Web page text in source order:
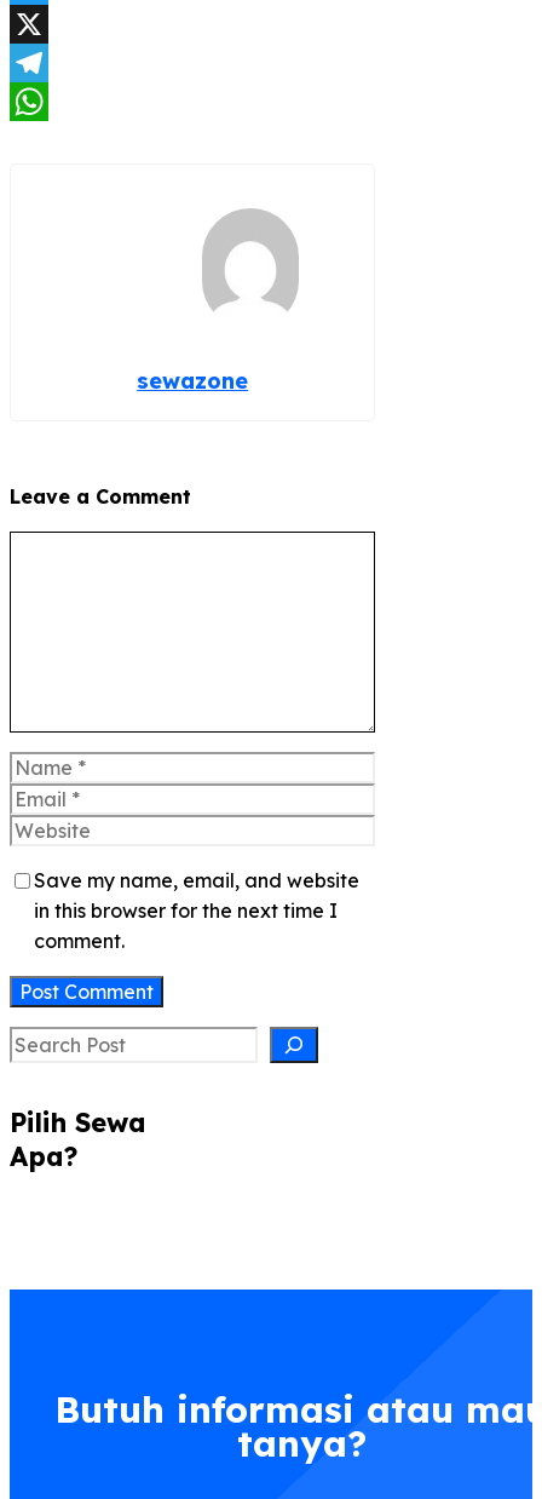
Twitter
X
Telegram
sewazone
Leave a Comment
Name
Email
Website
Save my name, email, and website
in this browser for the next time I
comment.
Search
Pilih Sewa
Apa?
Butuh informasi atau
tanya?